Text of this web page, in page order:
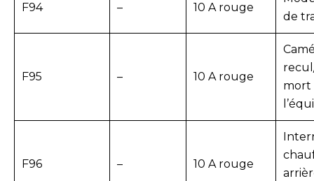
F94 – 10 A rouge
de
F95 – 10 A rouge
mort
F96 – 10 A rouge